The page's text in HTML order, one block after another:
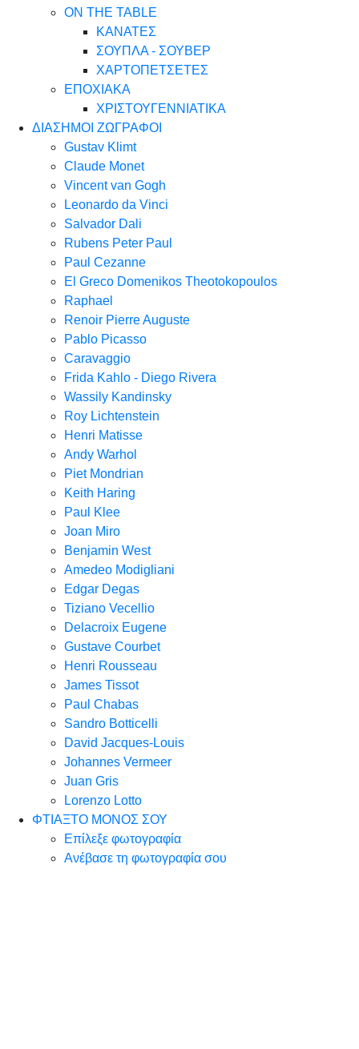
ON THE TABLE
ΚΑΝΑΤΕΣ
ΣΟΥΠΛΑ - ΣΟΥΒΕΡ
ΧΑΡΤΟΠΕΤΣΕΤΕΣ
ΕΠΟΧΙΑΚΑ
ΧΡΙΣΤΟΥΓΕΝΝΙΑΤΙΚΑ
ΔΙΑΣΗΜΟΙ ΖΩΓΡΑΦΟΙ
Gustav Klimt
Claude Monet
Vincent van Gogh
Leonardo da Vinci
Salvador Dali
Rubens Peter Paul
Paul Cezanne
El Greco Domenikos Theotokopoulos
Raphael
Renoir Pierre Auguste
Pablo Picasso
Caravaggio
Frida Kahlo - Diego Rivera
Wassily Kandinsky
Roy Lichtenstein
Henri Matisse
Andy Warhol
Piet Mondrian
Keith Haring
Paul Klee
Joan Miro
Benjamin West
Amedeo Modigliani
Edgar Degas
Tiziano Vecellio
Delacroix Eugene
Gustave Courbet
Henri Rousseau
James Tissot
Paul Chabas
Sandro Botticelli
David Jacques-Louis
Johannes Vermeer
Juan Gris
Lorenzo Lotto
ΦΤΙΑΞΤΟ ΜΟΝΟΣ ΣΟΥ
Επίλεξε φωτογραφία
Ανέβασε τη φωτογραφία σου